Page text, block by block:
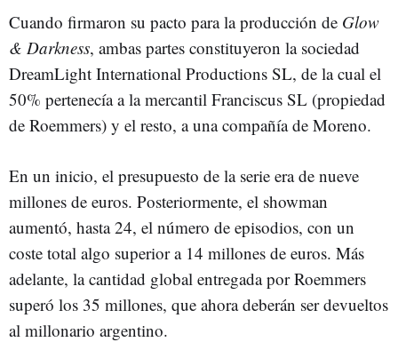
Cuando firmaron su pacto para la producción de Glow
& Darkness, ambas partes constituyeron la sociedad
DreamLight International Productions SL, de la cual el
50% pertenecía a la mercantil Franciscus SL (propiedad
de Roemmers) y el resto, a una compañía de Moreno.
En un inicio, el presupuesto de la serie era de nueve
millones de euros. Posteriormente, el showman
aumentó, hasta 24, el número de episodios, con un
coste total algo superior a 14 millones de euros. Más
adelante, la cantidad global entregada por Roemmers
superó los 35 millones, que ahora deberán ser devueltos
al millonario argentino.